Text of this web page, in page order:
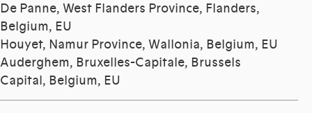
De Panne, West Flanders Province, Flanders,
Belgium, EU
Houyet, Namur Province, Wallonia, Belgium, EU
Auderghem, Bruxelles-Capitale, Brussels
Capital, Belgium, EU